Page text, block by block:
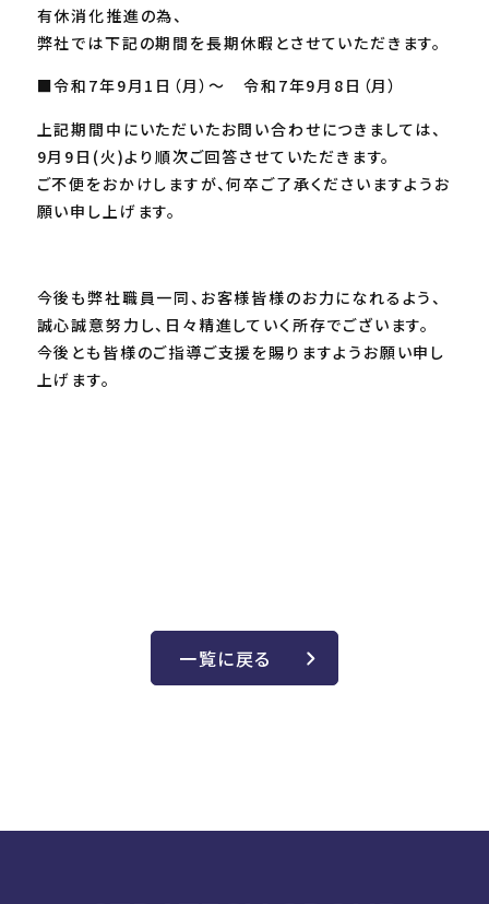
有休消化推進の為、
弊社では下記の期間を長期休暇とさせていただきます。
■令和7年9月1日（月）～ 令和7年9月8日（月）
上記期間中にいただいたお問い合わせにつきましては、
9月9日(火)より順次ご回答させていただきます。
ご不便をおかけしますが、何卒ご了承くださいますようお
願い申し上げます。
今後も弊社職員一同、お客様皆様のお力になれるよう、
誠心誠意努力し、日々精進していく所存でございます。
今後とも皆様のご指導ご支援を賜りますようお願い申し
上げます。
一覧に戻る